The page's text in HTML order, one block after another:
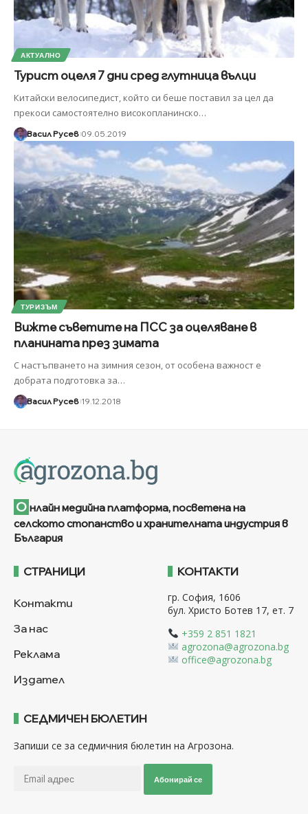
АКТУАЛНО
Турист оцеля 7 дни сред глутница вълци
Китайски велосипедист, който си беше поставил за цел да
прекоси самостоятелно високопланинско…
Васил Русев 09.05.2019
ТУРИЗЪМ
Вижте съветите на ПСС за оцеляване в
планината през зимата
С настъпването на зимния сезон, от особена важност е
добрата подготовка за…
Васил Русев 19.12.2018
О нлайн медийна платформа, посветена на
селското стопанство и хранителната индустрия в
България
СТРАНИЦИ
Контакти
За нас
Реклама
Издател
КОНТАКТИ
гр. София, 1606
бул. Христо Ботев 17, ет. 7
+359 2 851 1821
agrozona@agrozona.bg
office@agrozona.bg
СЕДМИЧЕН БЮЛЕТИН
Запиши се за седмичния бюлетин на Агрозона.
Абонирай се